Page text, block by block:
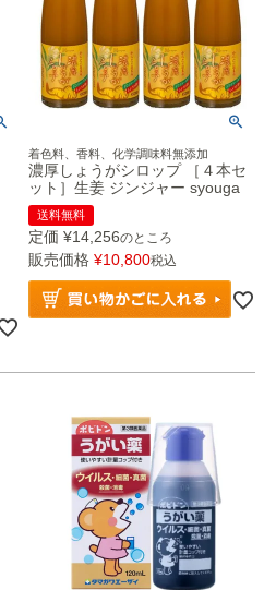
着色料、香料、化学調味料無添加
濃厚しょうがシロップ ［４本セ
ット］生姜 ジンジャー syouga
送料無料
定価 ¥14,256のところ
販売価格 ¥10,800税込